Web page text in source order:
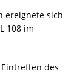
ereignete sich
108 im
des